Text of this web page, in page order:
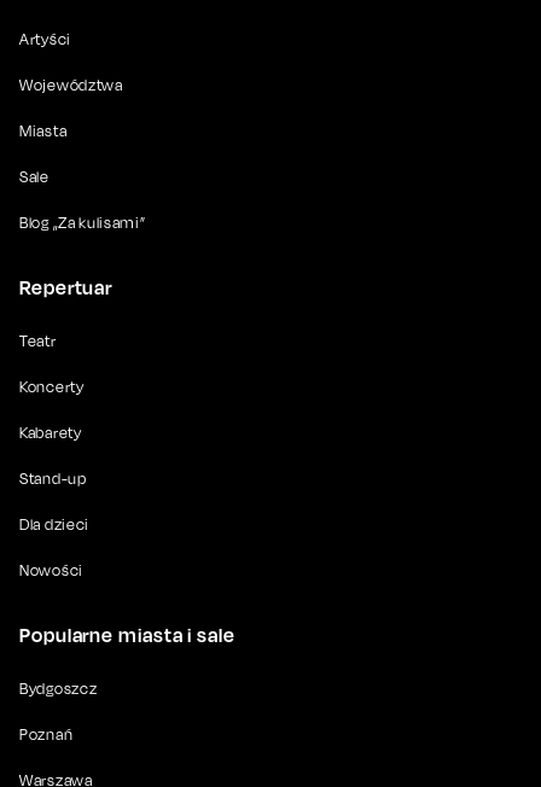
Artyści
Województwa
Miasta
Sale
Blog „Za kulisami”
Repertuar
Teatr
Koncerty
Kabarety
Stand-up
Dla dzieci
Nowości
Popularne miasta i sale
Bydgoszcz
Poznań
Warszawa